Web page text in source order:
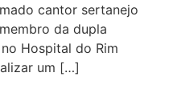
cantor sertanejo
da dupla
Hospital do Rim
um […]